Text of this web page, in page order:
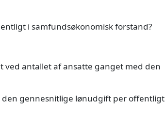
i samfundsøkonomisk forstand?
ved antallet af ansatte ganget med den
den gennesnitlige lønudgift per offentligt